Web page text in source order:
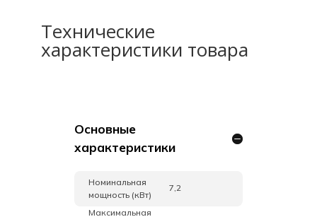
Технические
характеристики товара
Основные
характеристики
Номинальная
мощность (кВт)
7,2
Максимальная